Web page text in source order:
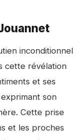
inconditionnel
cette révélation
et ses
son
Cette prise
et les proches